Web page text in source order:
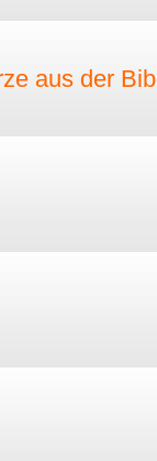
aus der